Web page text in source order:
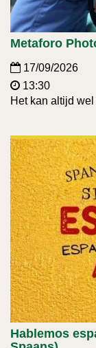
Metaforo
17/09/2026
13:30
Het kan altijd
Hablemos